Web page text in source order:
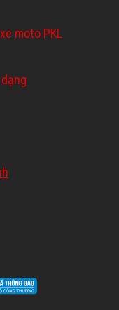
moto PKL